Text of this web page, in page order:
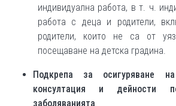
индивидуална работа, в т. ч.
работа с деца и родители,
родители, които не са от
посещаване на детска градина.
Подкрепа за осигуряване
консултация и дейности
заболяванията